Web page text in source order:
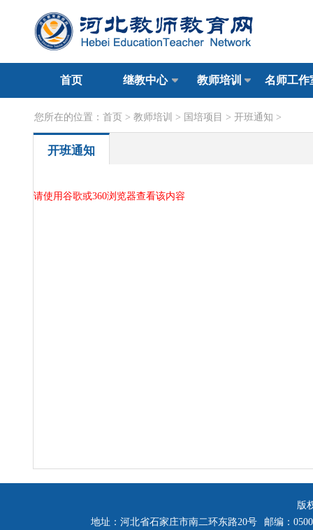
首页 继教中心 教师培训 名师工作
您所在的位置： 首页 > 教师培训 > 国培项目 > 开班通知 >
开班通知
请使用谷歌或360浏览器查看该内容
版
地址：河北省石家庄市南二环东路20号
邮编：